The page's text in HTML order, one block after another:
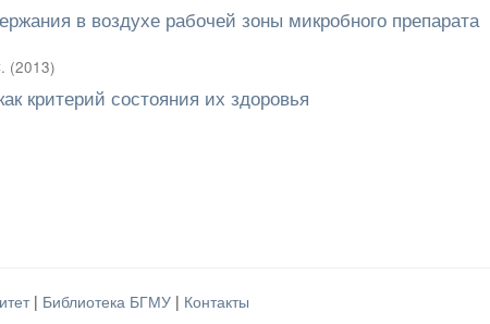
в воздухе рабочей зоны микробного препарата
(2013)
критерий состояния их здоровья
| Библиотека БГМУ | Контакты